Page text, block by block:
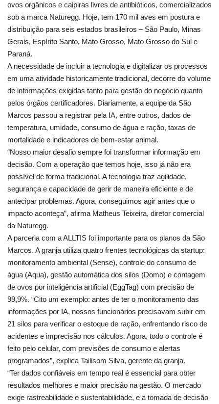
ovos orgânicos e caipiras livres de antibióticos, comercializados
sob a marca Naturegg. Hoje, tem 170 mil aves em postura e
distribuição para seis estados brasileiros – São Paulo, Minas
Gerais, Espírito Santo, Mato Grosso, Mato Grosso do Sul e
Paraná.
A necessidade de incluir a tecnologia e digitalizar os processos
em uma atividade historicamente tradicional, decorre do volume
de informações exigidas tanto para gestão do negócio quanto
pelos órgãos certificadores. Diariamente, a equipe da São
Marcos passou a registrar pela IA, entre outros, dados de
temperatura, umidade, consumo de água e ração, taxas de
mortalidade e indicadores de bem-estar animal.
“Nosso maior desafio sempre foi transformar informação em
decisão. Com a operação que temos hoje, isso já não era
possível de forma tradicional. A tecnologia traz agilidade,
segurança e capacidade de gerir de maneira eficiente e de
antecipar problemas. Agora, conseguimos agir antes que o
impacto aconteça”, afirma Matheus Teixeira, diretor comercial
da Naturegg.
A parceria com a ALLTIS foi importante para os planos da São
Marcos. A granja utiliza quatro frentes tecnológicas da startup:
monitoramento ambiental (Sense), controle do consumo de
água (Aqua), gestão automática dos silos (Domo) e contagem
de ovos por inteligência artificial (EggTag) com precisão de
99,9%. “Cito um exemplo: antes de ter o monitoramento das
informações por IA, nossos funcionários precisavam subir em
21 silos para verificar o estoque de ração, enfrentando risco de
acidentes e imprecisão nos cálculos. Agora, todo o controle é
feito pelo celular, com previsões de consumo e alertas
programados”, explica Tailisom Silva, gerente da granja.
“Ter dados confiáveis em tempo real é essencial para obter
resultados melhores e maior precisão na gestão. O mercado
exige rastreabilidade e sustentabilidade, e a tomada de decisão